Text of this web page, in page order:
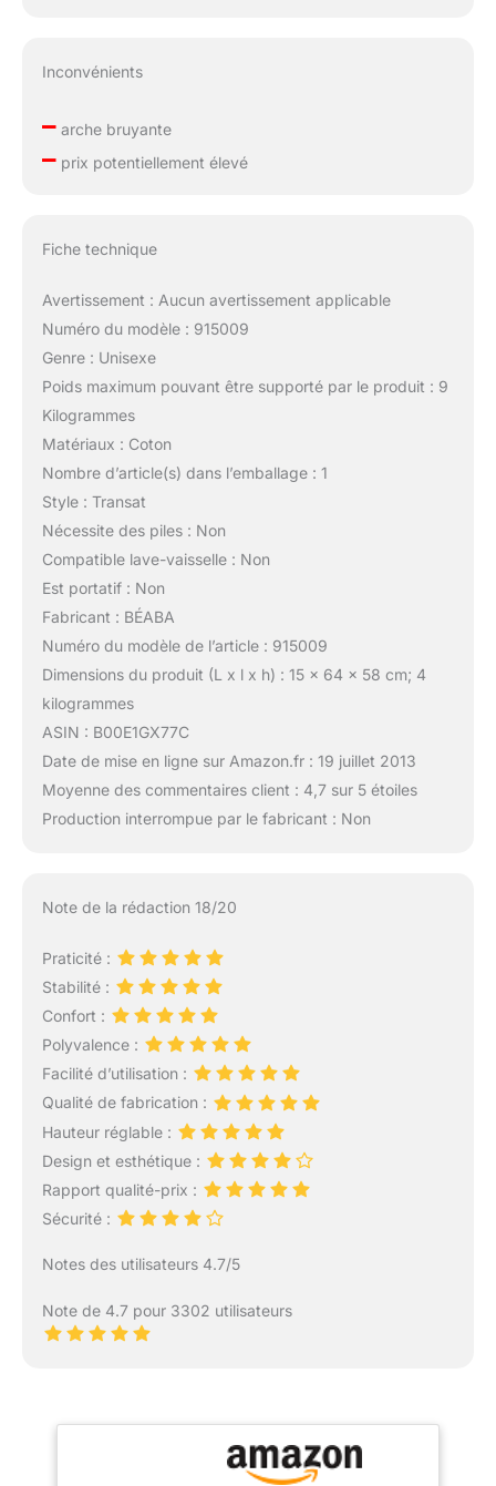
Inconvénients
–arche bruyante
–prix potentiellement élevé
Fiche technique
Avertissement : Aucun avertissement applicable
Numéro du modèle : 915009
Genre : Unisexe
Poids maximum pouvant être supporté par le produit : 9
Kilogrammes
Matériaux : Coton
Nombre d’article(s) dans l’emballage : 1
Style : Transat
Nécessite des piles : Non
Compatible lave-vaisselle : Non
Est portatif : Non
Fabricant : BÉABA
Numéro du modèle de l’article : 915009
Dimensions du produit (L x l x h) : 15 x 64 x 58 cm; 4
kilogrammes
ASIN : B00E1GX77C
Date de mise en ligne sur Amazon.fr : 19 juillet 2013
Moyenne des commentaires client : 4,7 sur 5 étoiles
Production interrompue par le fabricant : Non
Note de la rédaction 18/20
Praticité :
Stabilité :
Confort :
Polyvalence :
Facilité d’utilisation :
Qualité de fabrication :
Hauteur réglable :
Design et esthétique :
Rapport qualité-prix :
Sécurité :
Notes des utilisateurs 4.7/5
Note de 4.7 pour 3302 utilisateurs